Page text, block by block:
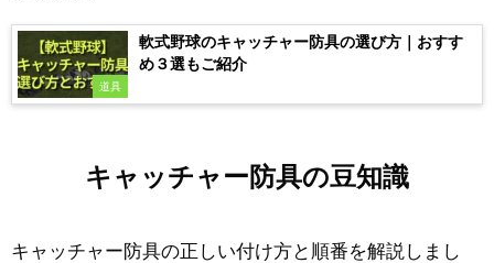
道具
軟式野球のキャッチャー防具の選び方｜おすす
め３選もご紹介
キャッチャー防具の豆知識
キャッチャー防具の正しい付け方と順番を解説しまし